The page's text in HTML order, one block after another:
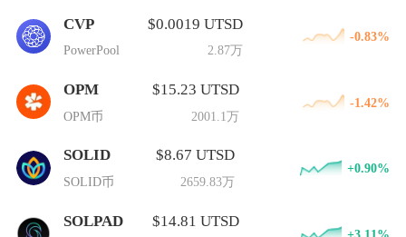
CVP
PowerPool
$0.0019 UTSD
2.87万
-0.83%
OPM
OPM币
$15.23 UTSD
2001.1万
-1.42%
SOLID
SOLID币
$8.67 UTSD
2659.83万
+0.90%
SOLPAD $14.81 UTSD
+3.11%